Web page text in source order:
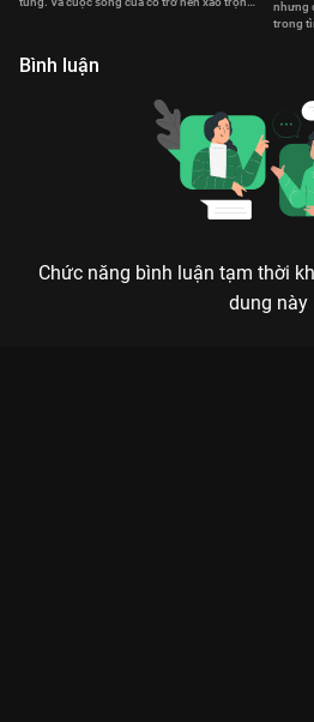
nhưng
trong
Bình luận
Chức năng bình luận tạm thời
dung này